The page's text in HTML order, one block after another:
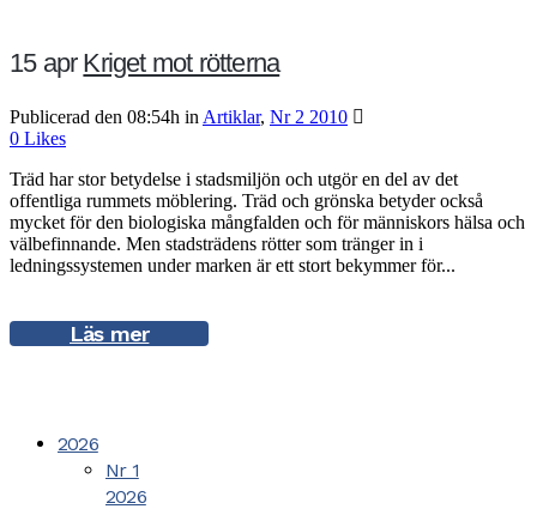
15 apr Kriget mot rötterna
Publicerad den 08:54h in Artiklar, Nr 2 2010
0 Likes
Träd har stor betydelse i stadsmiljön och utgör en del av det
offentliga rummets möblering. Träd och grönska betyder också
mycket för den biologiska mångfalden och för människors hälsa och
välbefinnande. Men stadsträdens rötter som tränger in i
ledningssystemen under marken är ett stort bekymmer för...
Läs mer
2026
Nr 1
2026